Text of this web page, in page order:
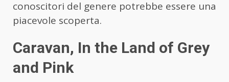
conoscitori del genere potrebbe essere una
piacevole scoperta.
Caravan, In the Land of Grey
and Pink